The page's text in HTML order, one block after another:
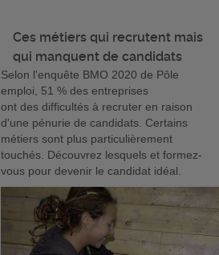
Ces métiers qui recrutent mais
qui manquent de candidats
Selon l'enquête BMO 2020 de Pôle
emploi, 51 % des entreprises
ont des difficultés à recruter en raison
d'une pénurie de candidats. Certains
métiers sont plus particulièrement
touchés. Découvrez lesquels et formez-
vous pour devenir le candidat idéal.